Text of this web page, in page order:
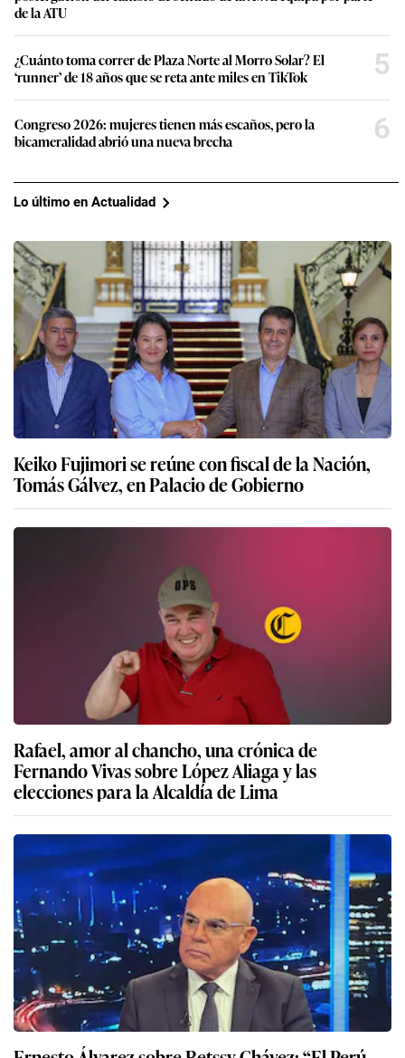
de la ATU
¿Cuánto toma correr de Plaza Norte al Morro Solar? El
‘runner’ de 18 años que se reta ante miles en TikTok
5
Congreso 2026: mujeres tienen más escaños, pero la
bicameralidad abrió una nueva brecha
6
Lo último en Actualidad
Keiko Fujimori se reúne con fiscal de la Nación,
Tomás Gálvez, en Palacio de Gobierno
Rafael, amor al chancho, una crónica de
Fernando Vivas sobre López Aliaga y las
elecciones para la Alcaldía de Lima